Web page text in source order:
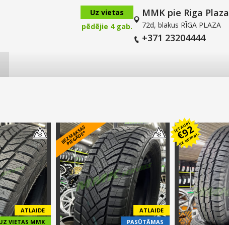
Uz vietas
pēdējie 4 gab.
MMK pie Riga Plaza
72d, blakus RĪGA PLAZA
+371 23204444
ATLAIDE
VIETAS MMK
B
E
Z
M
A
K
S
A
S
PI
E
G
Ā
D
E
*
ATLAIDE
PASŪTĀMAS
IETAUPI
€92
uz kompl.